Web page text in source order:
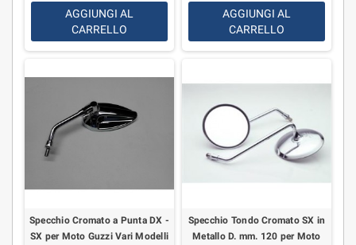
AGGIUNGI AL
CARRELLO
AGGIUNGI AL
CARRELLO
Specchio Cromato a Punta DX -
SX per Moto Guzzi Vari Modelli
Specchio Tondo Cromato SX in
Metallo D. mm. 120 per Moto